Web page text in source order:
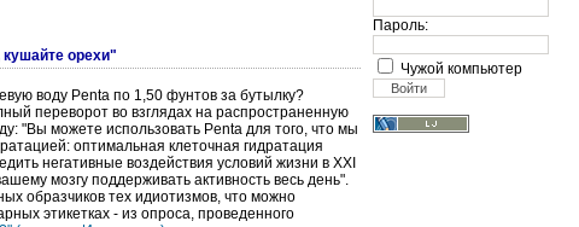
кушайте орехи"
воду Penta по 1,50 фунтов за бутылку?
переворот во взглядах на распространенную
"Вы можете использовать Penta для того, что мы
оптимальная клеточная гидратация
негативные воздействия условий жизни в XXI
мозгу поддерживать активность весь день".
образчиков тех идиотизмов, что можно
этикетках - из опроса, проведенного
Пароль:
Чужой компьютер